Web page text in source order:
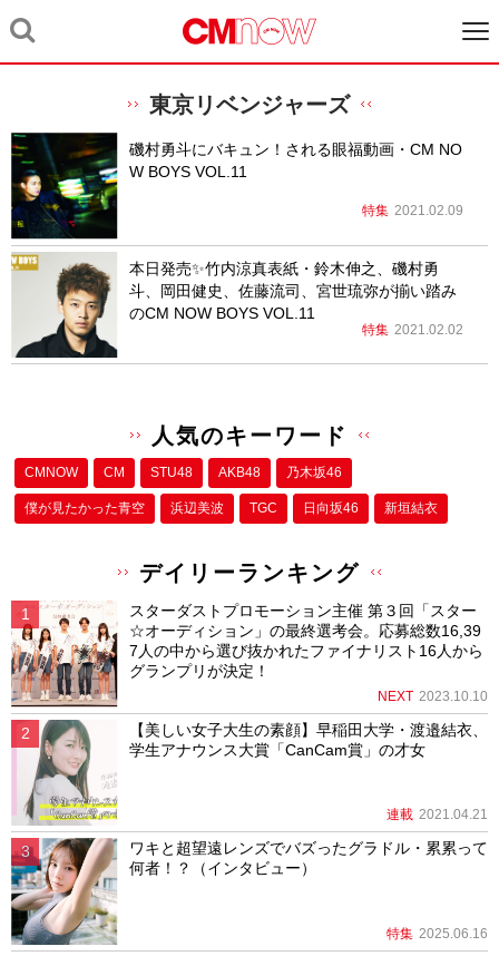
東京リベンジャーズ
磯村勇斗にバキュン！される眼福動画・CM NO
W BOYS VOL.11
特集 2021.02.09
本日発売✨竹内涼真表紙・鈴木伸之、磯村勇
斗、岡田健史、佐藤流司、宮世琉弥が揃い踏み
のCM NOW BOYS VOL.11
特集 2021.02.02
人気のキーワード
CMNOW CM STU48 AKB48 乃木坂46
僕が⾒たかった⻘空 浜辺美波 TGC 日向坂46 新垣結衣
デイリーランキング
スターダストプロモーション主催 第３回「スター
☆オーディション」の最終選考会。応募総数16,39
7人の中から選び抜かれたファイナリスト16人から
グランプリが決定！
NEXT 2023.10.10
【美しい女子大生の素顔】早稲田大学・渡邉結衣、
学生アナウンス大賞「CanCam賞」の才女
連載 2021.04.21
ワキと超望遠レンズでバズったグラドル・累累って
何者！？（インタビュー）
特集 2025.06.16